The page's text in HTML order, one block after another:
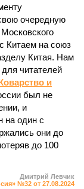
очередную
Китаем на союз
Китая. Нам
читателей
и
был не
и
на один с
они до
до 100
Дмитрий Левчик
№32 от 27.08.2024